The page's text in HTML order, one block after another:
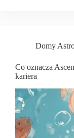
Domy
Co oznacza
kariera